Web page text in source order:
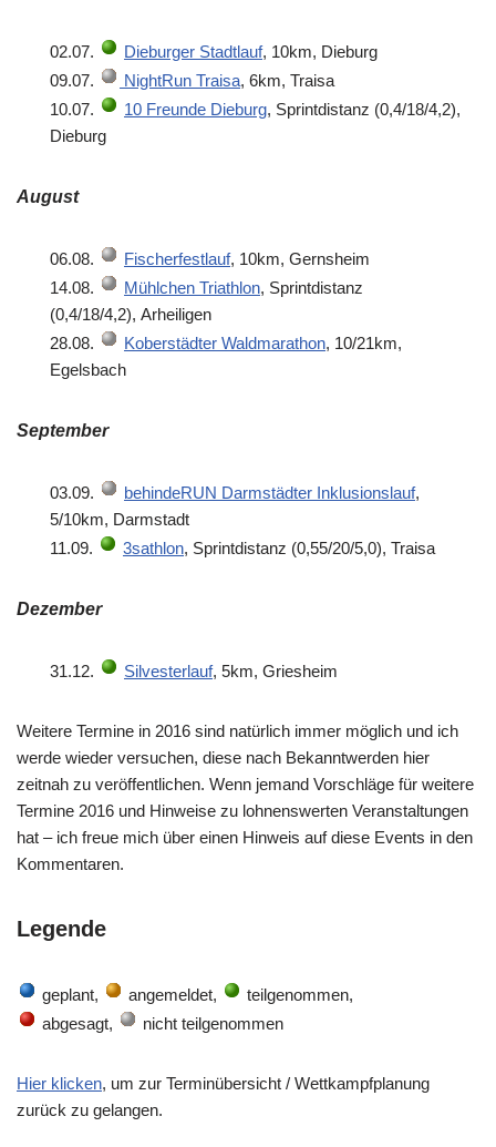
02.07. Dieburger Stadtlauf, 10km, Dieburg
09.07.
NightRun Traisa, 6km, Traisa
10.07.
10 Freunde Dieburg, Sprintdistanz (0,4/18/4,2),
Dieburg
August
06.08. Fischerfestlauf, 10km, Gernsheim
14.08.
Mühlchen Triathlon, Sprintdistanz
(0,4/18/4,2), Arheiligen
28.08.
Koberstädter Waldmarathon, 10/21km,
Egelsbach
September
03.09. behindeRUN Darmstädter Inklusionslauf,
5/10km, Darmstadt
11.09.
3sathlon, Sprintdistanz (0,55/20/5,0), Traisa
Dezember
31.12. Silvesterlauf, 5km, Griesheim
Weitere Termine in 2016 sind natürlich immer möglich und ich
werde wieder versuchen, diese nach Bekanntwerden hier
zeitnah zu veröffentlichen. Wenn jemand Vorschläge für weitere
Termine 2016 und Hinweise zu lohnenswerten Veranstaltungen
hat – ich freue mich über einen Hinweis auf diese Events in den
Kommentaren.
Legende
geplant, angemeldet,
teilgenommen,
abgesagt,
nicht teilgenommen
Hier klicken, um zur Terminübersicht / Wettkampfplanung
zurück zu gelangen.